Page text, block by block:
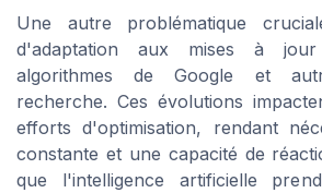
Une autre problématique
d'adaptation aux mises à jour
algorithmes de Google et
recherche. Ces évolutions
efforts d'optimisation, rendant
constante et une capacité de
que l'intelligence artificielle